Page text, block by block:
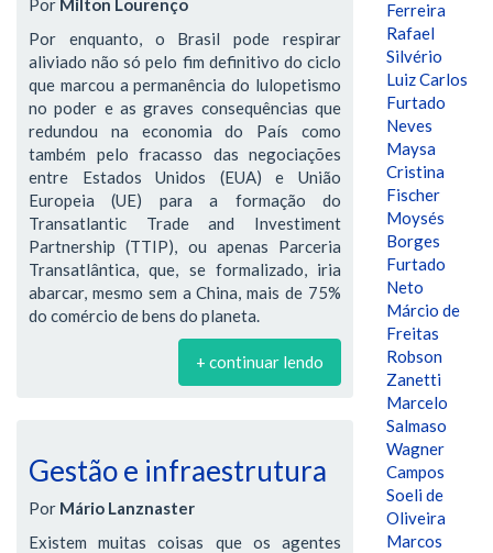
Por enquanto, o Brasil pode respirar
aliviado não só pelo fim definitivo do ciclo
que marcou a permanência do lulopetismo
no poder e as graves consequências que
redundou na economia do País como
também pelo fracasso das negociações
entre Estados Unidos (EUA) e União
Europeia (UE) para a formação do
Transatlantic Trade and Investiment
Partnership (TTIP), ou apenas Parceria
Transatlântica, que, se formalizado, iria
abarcar, mesmo sem a China, mais de 75%
do comércio de bens do planeta.
+ continuar lendo
Gestão e infraestrutura
Por Mário Lanznaster
Existem muitas coisas que os agentes
Ferreira
Rafael
Silvério
Luiz Carlos
Furtado
Neves
Maysa
Cristina
Fischer
Moysés
Borges
Furtado
Neto
Márcio de
Freitas
Robson
Zanetti
Marcelo
Salmaso
Wagner
Campos
Soeli de
Oliveira
Marcos